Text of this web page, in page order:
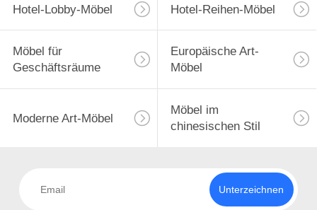
BITTE
UM
EIN
DATENSCHUTZ-
Hotel-Lobby-Möbel Hotel-Reihen-Möbel
Möbel für
Geschäftsräume
Europäische Art-
Möbel
Moderne Art-Möbel
Möbel im
chinesischen Stil
Unterzeichnen